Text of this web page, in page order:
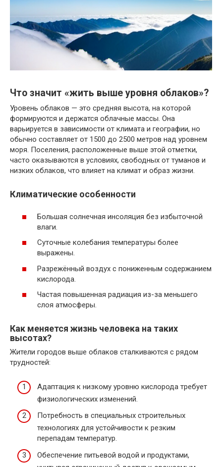
Что значит «жить выше уровня облаков»?
Уровень облаков — это средняя высота, на которой
формируются и держатся облачные массы. Она
варьируется в зависимости от климата и географии, но
обычно составляет от 1500 до 2500 метров над уровнем
моря. Поселения, расположенные выше этой отметки,
часто оказываются в условиях, свободных от туманов и
низких облаков, что влияет на климат и образ жизни.
Климатические особенности
Большая солнечная инсоляция без избыточной
влаги.
Суточные колебания температуры более
выражены.
Разрежённый воздух с пониженным содержанием
кислорода.
Частая повышенная радиация из-за меньшего
слоя атмосферы.
Как меняется жизнь человека на таких
высотах?
Жители городов выше облаков сталкиваются с рядом
трудностей:
Адаптация к низкому уровню кислорода требует
физиологических изменений.
Потребность в специальных строительных
технологиях для устойчивости к резким
перепадам температур.
Обеспечение питьевой водой и продуктами,